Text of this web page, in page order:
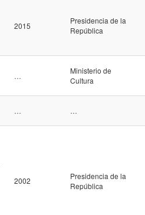
2015
Presidencia de la
República
…
Ministerio de
Cultura
… …
2002
Presidencia de la
República